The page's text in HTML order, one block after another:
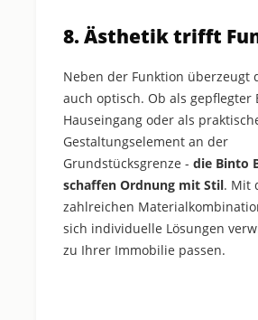
8. Ästhetik trifft
Neben der Funktion überzeugt
auch optisch. Ob als gepflegter
Hauseingang oder als
Gestaltungselement an der
Grundstücksgrenze - die Binto
schaffen Ordnung mit Stil. Mit
zahlreichen
sich individuelle Lösungen
zu Ihrer Immobilie passen.